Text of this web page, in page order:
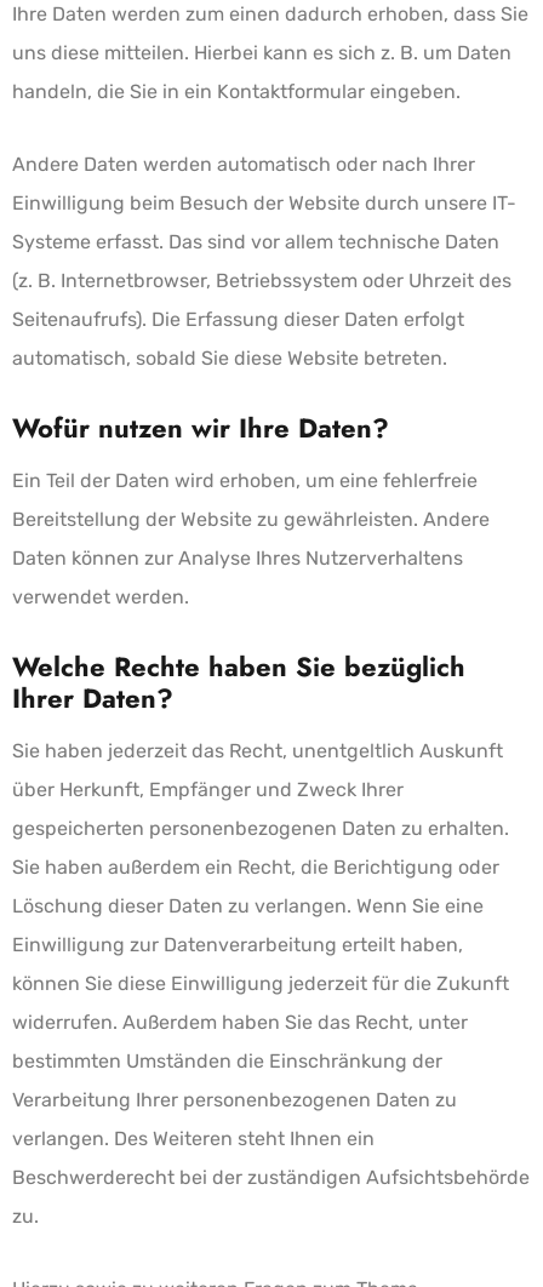
Ihre Daten werden zum einen dadurch erhoben, dass Sie
uns diese mitteilen. Hierbei kann es sich z. B. um Daten
handeln, die Sie in ein Kontaktformular eingeben.
Andere Daten werden automatisch oder nach Ihrer
Einwilligung beim Besuch der Website durch unsere IT-
Systeme erfasst. Das sind vor allem technische Daten
(z. B. Internetbrowser, Betriebssystem oder Uhrzeit des
Seitenaufrufs). Die Erfassung dieser Daten erfolgt
automatisch, sobald Sie diese Website betreten.
Wofür nutzen wir Ihre Daten?
Ein Teil der Daten wird erhoben, um eine fehlerfreie
Bereitstellung der Website zu gewährleisten. Andere
Daten können zur Analyse Ihres Nutzerverhaltens
verwendet werden.
Welche Rechte haben Sie bezüglich
Ihrer Daten?
Sie haben jederzeit das Recht, unentgeltlich Auskunft
über Herkunft, Empfänger und Zweck Ihrer
gespeicherten personenbezogenen Daten zu erhalten.
Sie haben außerdem ein Recht, die Berichtigung oder
Löschung dieser Daten zu verlangen. Wenn Sie eine
Einwilligung zur Datenverarbeitung erteilt haben,
können Sie diese Einwilligung jederzeit für die Zukunft
widerrufen. Außerdem haben Sie das Recht, unter
bestimmten Umständen die Einschränkung der
Verarbeitung Ihrer personenbezogenen Daten zu
verlangen. Des Weiteren steht Ihnen ein
Beschwerderecht bei der zuständigen Aufsichtsbehörde
zu.